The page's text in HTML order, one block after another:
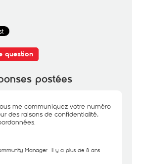
question
postées
me communiquez votre numéro
des raisons de confidentialité,
Manager il y a plus de 8 ans